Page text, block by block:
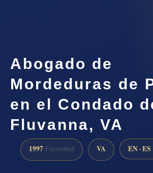
Abogado de
Mordeduras de
en el Condado
Fluvanna, VA
1997 Founded VA EN · ES